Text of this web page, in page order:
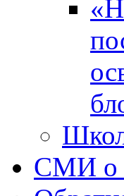
СМИ о